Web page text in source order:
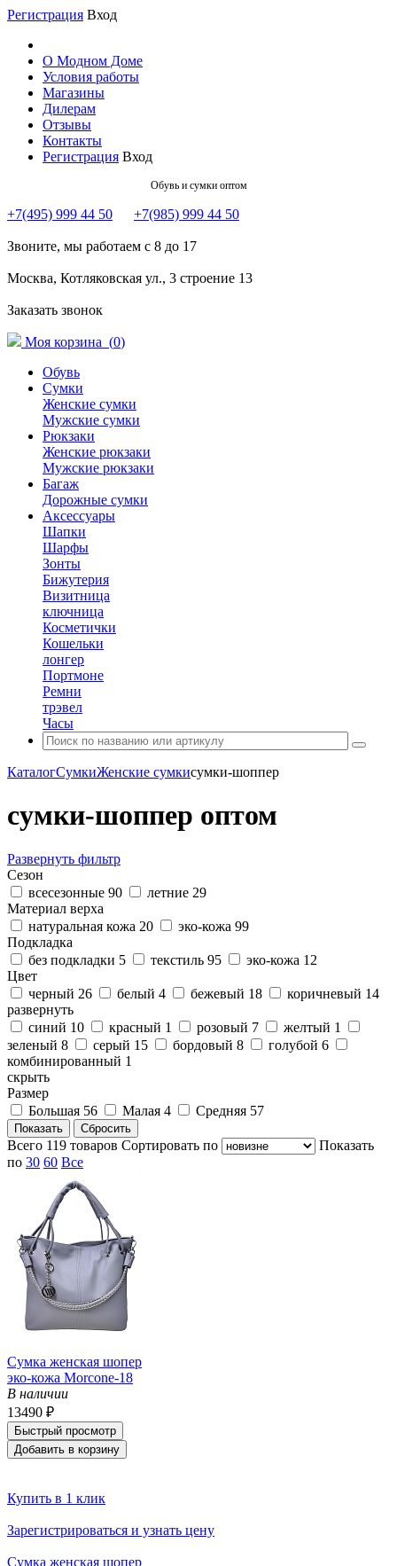
Регистрация Вход
О Модном Доме
Условия работы
Магазины
Дилерам
Отзывы
Контакты
Регистрация Вход
Обувь и сумки оптом
+7(495) 999 44 50 +7(985) 999 44 50
Звоните, мы работаем с 8 до 17
Москва, Котляковская ул., 3 строение 13
Заказать звонок
Моя корзина (0)
Обувь
Сумки
Женские сумки
Мужские сумки
Рюкзаки
Женские рюкзаки
Мужские рюкзаки
Багаж
Дорожные сумки
Аксессуары
Шапки
Шарфы
Зонты
Бижутерия
Визитница
ключница
Косметички
Кошельки
лонгер
Портмоне
Ремни
трэвел
Часы
КаталогСумкиЖенские сумкисумки-шоппер
сумки-шоппер оптом
Развернуть фильтр
Сезон
всесезонные 90 летние 29
Материал верха
натуральная кожа 20 эко-кожа 99
Подкладка
без подкладки 5 текстиль 95 эко-кожа 12
Цвет
черный 26 белый 4 бежевый 18 коричневый 14
развернуть
синий 10 красный 1 розовый 7 желтый 1
зеленый 8 серый 15 бордовый 8 голубой 6
комбинированный 1
скрыть
Размер
Большая 56 Малая 4 Средняя 57
Всего 119 товаров Cортировать по
Показать
по 30 60 Все
Сумка женская шопер
эко-кожа Morcone-18
В наличии
13490 ₽
Быстрый просмотр
Добавить в корзину
Купить в 1 клик
Зарегистрироваться и узнать цену
Сумка женская шопер